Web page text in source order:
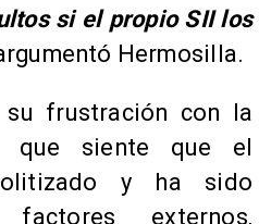
si el propio SII los
Hermosilla.
su frustración con la
que siente que el
y ha sido
externos,